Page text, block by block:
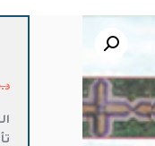
🔍